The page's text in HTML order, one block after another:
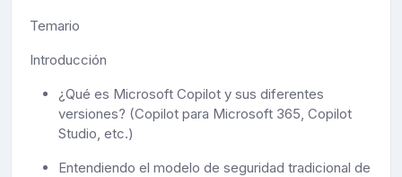
Temario
Introducción
¿Qué es Microsoft Copilot y sus diferentes
versiones? (Copilot para Microsoft 365, Copilot
Studio, etc.)
Entendiendo el modelo de seguridad tradicional de